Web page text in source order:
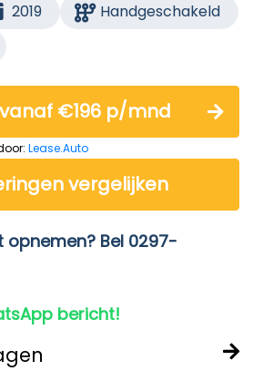
2019
Handgeschakeld
€196 p/mnd
Lease.Auto
vergelijken
Bel 0297-
bericht!